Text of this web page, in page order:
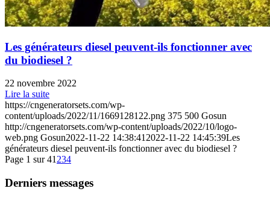
Les générateurs diesel peuvent-ils fonctionner avec
du biodiesel ?
22 novembre 2022
Lire la suite
https://cngeneratorsets.com/wp-
content/uploads/2022/11/1669128122.png 375 500 Gosun
http://cngeneratorsets.com/wp-content/uploads/2022/10/logo-
web.png Gosun2022-11-22 14:38:412022-11-22 14:45:39Les
générateurs diesel peuvent-ils fonctionner avec du biodiesel ?
Page 1 sur 41234
Derniers messages